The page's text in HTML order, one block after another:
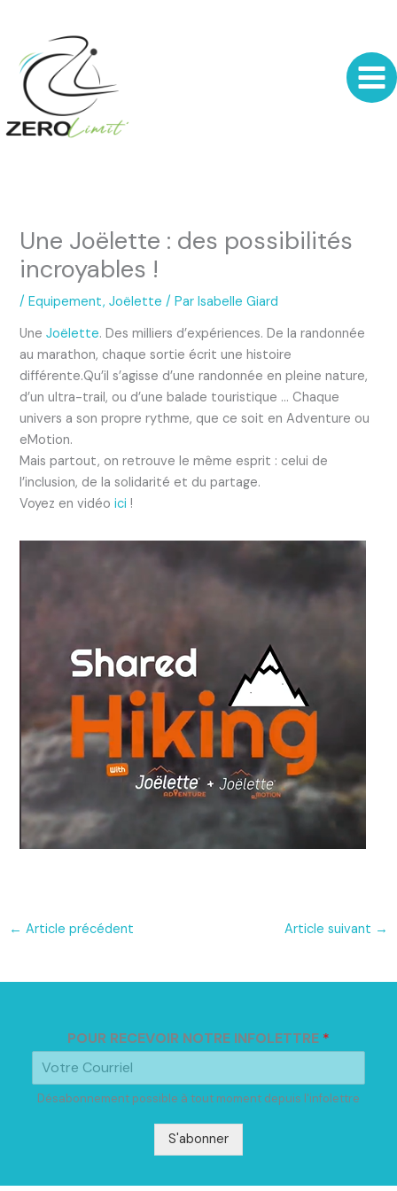
contenu
Une Joëlette : des possibilités
incroyables !
/Equipement,Joëlette / ParIsabelle Giard
UneJoëlette. Des milliers d’expériences. De la randonnée
au marathon, chaque sortie écrit une histoire
différente.Qu’il s’agisse d’une randonnée en pleine nature,
d’un ultra-trail, ou d’une balade touristique … Chaque
univers a son propre rythme, que ce soit en Adventure ou
eMotion.
Mais partout, on retrouve le même esprit : celui de
l’inclusion, de la solidarité et du partage.
Voyez en vidéoici!
← Article précédent Article suivant →
POUR RECEVOIR NOTRE INFOLETTRE *
Désabonnement possible à tout moment depuis l'infolettre
S'abonner